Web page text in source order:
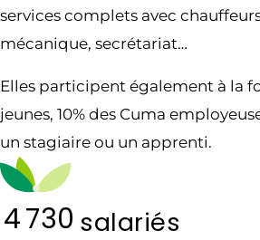
services complets avec
mécanique, secrétariat…
Elles participent également à la
jeunes, 10% des Cuma
un stagiaire ou un apprenti.
4 730 salariés